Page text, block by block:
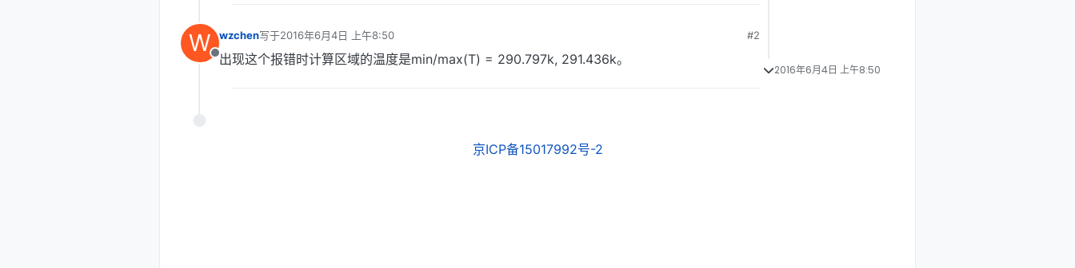
W
离线
wzchen写于2016年6月4日 上午8:50
最后由 编辑
#2
出现这个报错时计算区域的温度是min/max(T) = 290.797k, 291.436k。
2016年6月4日 上午8:50
京ICP备15017992号-2